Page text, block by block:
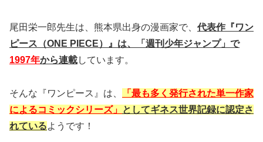
尾田栄一郎先生は、熊本県出身の漫画家で、 代表作『ワン
ピース（ONE PIECE）』は、
「週刊少年ジャンプ」で
1997年から連載しています。
そんな『ワンピース』は、
「最も多く発行された単一作家
によるコミックシリーズ」 としてギネス世界記録に認定さ
れているようです！